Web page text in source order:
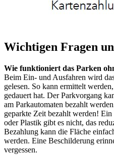
Wichtigen Fragen
Wie funktioniert das Parken
Beim Ein- und Ausfahren wird
gelesen. So kann ermittelt
gedauert hat. Der Parkvorgang
am Parkautomaten bezahlt
geparkte Zeit bezahlt werden!
oder Plastik gibt es nicht, das
Bezahlung kann die Fläche
werden. Eine Beschilderung
vergessen.